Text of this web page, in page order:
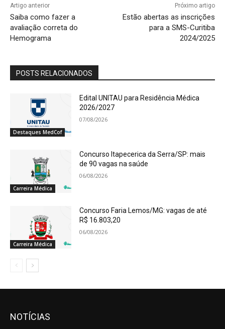
Artigo anterior
Saiba como fazer a
avaliação correta do
Hemograma
Próximo artigo
Estão abertas as inscrições
para a SMS-Curitiba
2024/2025
POSTS RELACIONADOS
Destaques MedCof
Edital UNITAU para Residência Médica
2026/2027
07/08/2026
Carreira Médica
Concurso Itapecerica da Serra/SP: mais
de 90 vagas na saúde
06/08/2026
Carreira Médica
Concurso Faria Lemos/MG: vagas de até
R$ 16.803,20
06/08/2026
NOTÍCIAS